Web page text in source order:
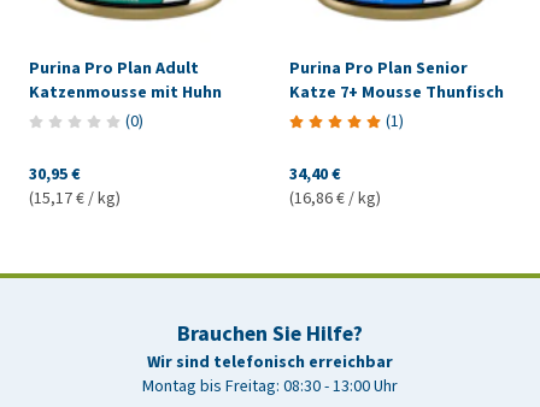
Purina Pro Plan Adult
Katzenmousse mit Huhn
(0)
30,95 €
(15,17 € / kg)
Purina Pro Plan Senior
Katze 7+ Mousse Thunfisch
(1)
34,40 €
(16,86 € / kg)
Brauchen Sie Hilfe?
Wir sind telefonisch erreichbar
Montag bis Freitag: 08:30 - 13:00 Uhr